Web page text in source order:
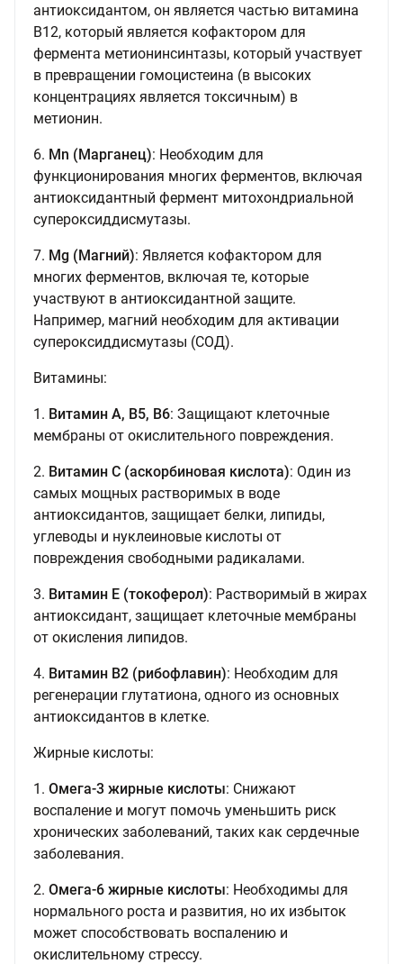
антиоксидантом, он является частью витамина
B12, который является кофактором для
фермента метионинсинтазы, который участвует
в превращении гомоцистеина (в высоких
концентрациях является токсичным) в
метионин.
6. Mn (Марганец): Необходим для
функционирования многих ферментов, включая
антиоксидантный фермент митохондриальной
супероксиддисмутазы.
7. Mg (Магний): Является кофактором для
многих ферментов, включая те, которые
участвуют в антиоксидантной защите.
Например, магний необходим для активации
супероксиддисмутазы (СОД).
Витамины:
1. Витамин A, В5, В6: Защищают клеточные
мембраны от окислительного повреждения.
2. Витамин C (аскорбиновая кислота): Один из
самых мощных растворимых в воде
антиоксидантов, защищает белки, липиды,
углеводы и нуклеиновые кислоты от
повреждения свободными радикалами.
3. Витамин E (токоферол): Растворимый в жирах
антиоксидант, защищает клеточные мембраны
от окисления липидов.
4. Витамин B2 (рибофлавин): Необходим для
регенерации глутатиона, одного из основных
антиоксидантов в клетке.
Жирные кислоты:
1. Омега-3 жирные кислоты: Снижают
воспаление и могут помочь уменьшить риск
хронических заболеваний, таких как сердечные
заболевания.
2. Омега-6 жирные кислоты: Необходимы для
нормального роста и развития, но их избыток
может способствовать воспалению и
окислительному стрессу.